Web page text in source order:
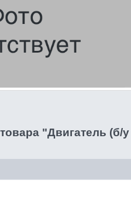
"Двигатель (б/